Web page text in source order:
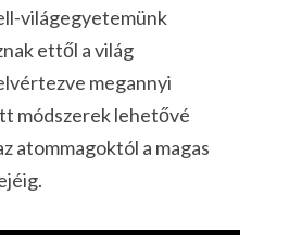
világegyetemünk
ettől a világ
megannyi
módszerek lehetővé
atommagoktól a magas